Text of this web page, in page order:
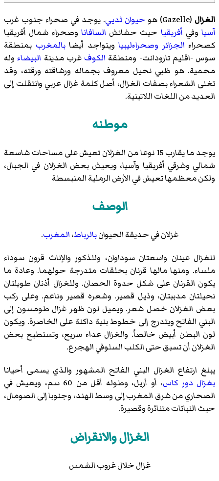
الغزال (
Gazelle)‏ هو حيوان ثديي. يوجد في صحراء جنوب غرب
آسيا وفي أفريقيا حيث حشائش السافانا وصحراء شمال أفريقيا
كصحراء الجزائر وصحراءليبيا ويتواجد أيضابالمغرب بمنطقة
سوس -اقليم تارودانت- ومنطقة الكوف غرب مدينة البيضاء وله
محمية. هو ظبي نحيل معروف بجماله ورشاقته ورقته، وقد
تغنى الشعراء بصفات الغزال، أصل كلمة غزال عربي وانتقلت إلى
العديد من اللغات اللاتينية.
موطنه
يوجد ما يقارب 15 نوعا من الغزلان تعيش على مساحات شاسعة
شمالي وشرقي أفريقيا وآسيا، ويعيش بعض الغزلان في الجبال،
ولكن معظمها تعيش في الأرض الرملية المنبسطة
الوصف
غزلان في حديقة الحيوانبالرباط،المغرب.
للغزال عينان واسعتان سوداوان، وللذكور والإناث قرون سوداء
ملساء. ومنها مالها قرنان بحلقات متدرجة حولهما. وعادة ما
يكون القرنان على شكل حدوة الحصان. وللغزال أذنان طويلتان
نحيلتان مدببتان، وذيل قصير. وشعره قصير وناعم. وعلى ركب
بعض الغزلان خصل شعر. ويميل لون ظهر غزال طومسون إلى
البني الفاتح ويتدرج إلى خطوط بنية داكنة على الخاصرة. ويكون
لون البطن أبيض خالصاً. والغزال عداء سريع، وتستطيع بعض
الغزلان أن تسبق حتى الكلب السلوقي الهجرع.
يبلغ ارتفاع الغزال البني الفاتح المشهور والذي يسمى أحيانا
بغزال دور كاس
، أو أريل، وطوله أقل من 60 سم، ويعيش في
الصحاري من شرق المغرب إلى وسط الهند، وجنوبا إلى الصومال،
حيث النباتات متناثرة وقصيرة.
الغزال والانقراض
غزال خلال غروب الشمس